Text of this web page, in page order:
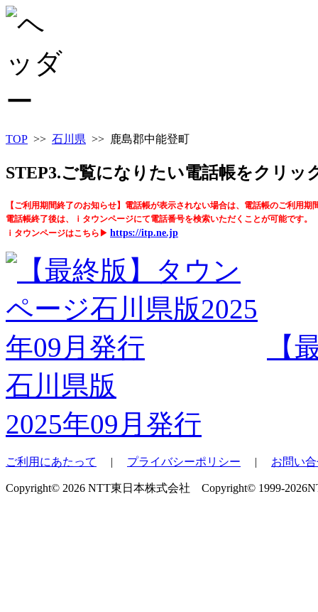
TOP >> 石川県 >> 鹿島郡中能登町
STEP3.ご覧になりたい電話帳をクリッ
【ご利用期間終了のお知らせ】電話帳が表示されない場合は、電話帳のご利用期
電話帳終了後は、ｉタウンページにて電話番号を検索いただくことが可能です。
ｉタウンページはこちら▶ https://itp.ne.jp
【
石川県版
2025年09月発行
ご利用にあたって | プライバシーポリシー | お問い
Copyright© 2026 NTT東日本株式会社 Copyright© 1999-